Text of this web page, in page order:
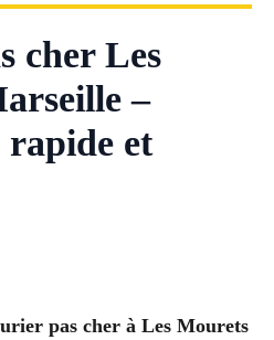
cher Les
–
et
pas cher à Les Mourets